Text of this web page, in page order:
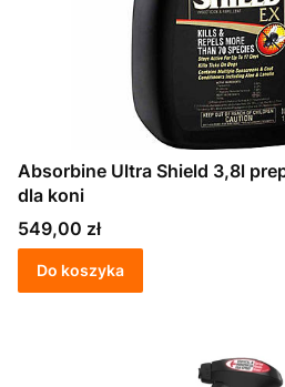
Absorbine Ultra Shield 3,8l
dla koni
Cena
549,00 zł
Do koszyka